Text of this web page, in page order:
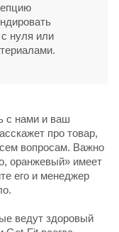
нуля или
с нами и ваш
про товар,
вопросам. Важно
оранжевый» имеет
его и менеджер
ведут здоровый